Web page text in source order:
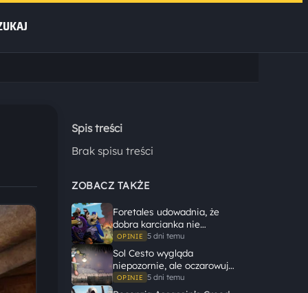
Spis treści
Brak spisu treści
ZOBACZ TAKŻE
Foretales udowadnia, że
dobra karcianka nie
potrzebuje wielkiego
świata, żeby opowiedzieć
dużą historię
OPINIE 5 dni temu
Sol Cesto wygląda
niepozornie, ale oczarowuje
gameplayem
OPINIE 5 dni temu